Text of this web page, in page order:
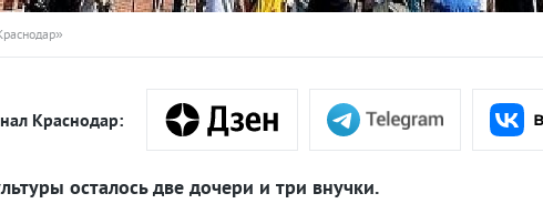
Краснодар:
осталось две дочери и три внучки.